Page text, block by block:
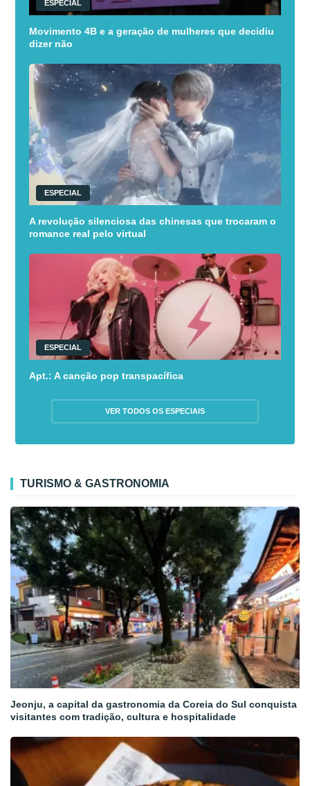
ESPECIAL
Movimento 4B e a geração de mulheres que decidiu
dizer não
ESPECIAL
A revolução silenciosa das chinesas que trocaram o
romance real pelo virtual
ESPECIAL
Apt.: A canção pop transpacífica
VER TODOS OS ESPECIAIS
TURISMO & GASTRONOMIA
Jeonju, a capital da gastronomia da Coreia do Sul conquista
visitantes com tradição, cultura e hospitalidade